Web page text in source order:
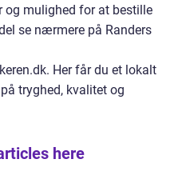
og mulighed for at bestille
se nærmere på Randers
Her får du et lokalt
tryghed, kvalitet og
here